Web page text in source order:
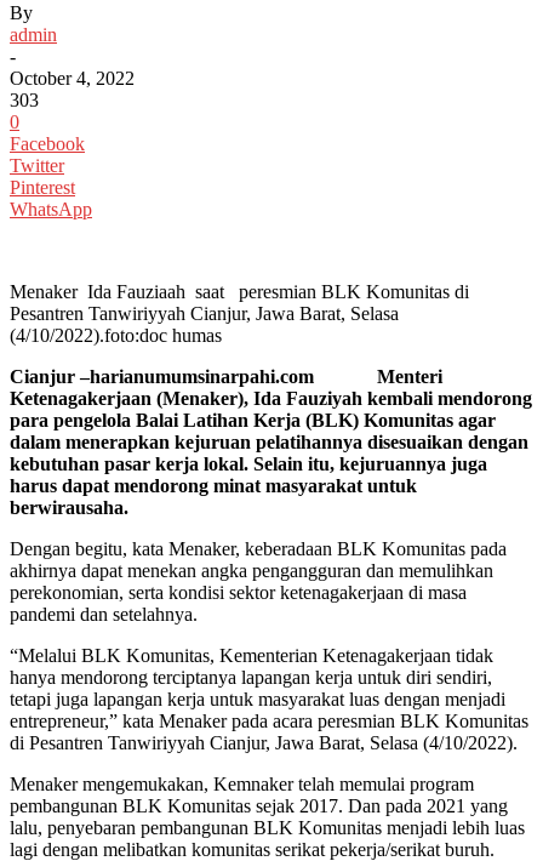
By
admin
-
October 4, 2022
303
0
Facebook
Twitter
Pinterest
WhatsApp
Menaker Ida Fauziaah saat peresmian BLK Komunitas di
Pesantren Tanwiriyyah Cianjur, Jawa Barat, Selasa
(4/10/2022).foto:doc humas
Cianjur –harianumumsinarpahi.com Menteri
Ketenagakerjaan (Menaker), Ida Fauziyah kembali mendorong
para pengelola Balai Latihan Kerja (BLK) Komunitas agar
dalam menerapkan kejuruan pelatihannya disesuaikan dengan
kebutuhan pasar kerja lokal. Selain itu, kejuruannya juga
harus dapat mendorong minat masyarakat untuk
berwirausaha.
Dengan begitu, kata Menaker, keberadaan BLK Komunitas pada
akhirnya dapat menekan angka pengangguran dan memulihkan
perekonomian, serta kondisi sektor ketenagakerjaan di masa
pandemi dan setelahnya.
“Melalui BLK Komunitas, Kementerian Ketenagakerjaan tidak
hanya mendorong terciptanya lapangan kerja untuk diri sendiri,
tetapi juga lapangan kerja untuk masyarakat luas dengan menjadi
entrepreneur,” kata Menaker pada acara peresmian BLK Komunitas
di Pesantren Tanwiriyyah Cianjur, Jawa Barat, Selasa (4/10/2022).
Menaker mengemukakan, Kemnaker telah memulai program
pembangunan BLK Komunitas sejak 2017. Dan pada 2021 yang
lalu, penyebaran pembangunan BLK Komunitas menjadi lebih luas
lagi dengan melibatkan komunitas serikat pekerja/serikat buruh.